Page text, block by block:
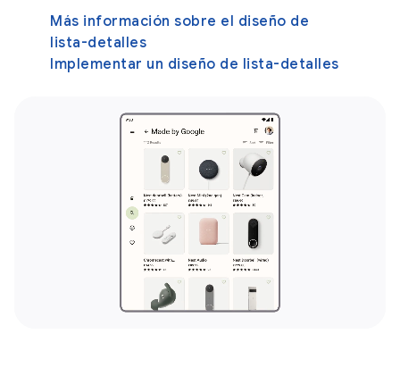
Más información sobre el diseño de
lista-detalles
Implementar un diseño de lista-detalles